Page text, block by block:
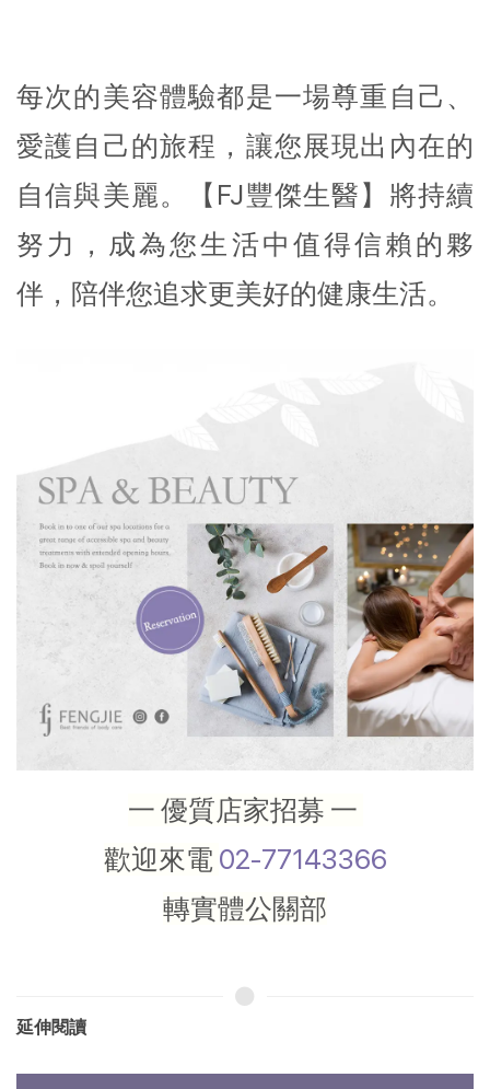
每次的美容體驗都是一場尊重自己、
愛護自己的旅程，讓您展現出內在的
自信與美麗。【FJ豐傑生醫】將持續
努力，成為您生活中值得信賴的夥
伴，陪伴您追求更美好的健康生活。
一 優質店家招募 一
歡迎來電 02-77143366
轉實體公關部
延伸閱讀